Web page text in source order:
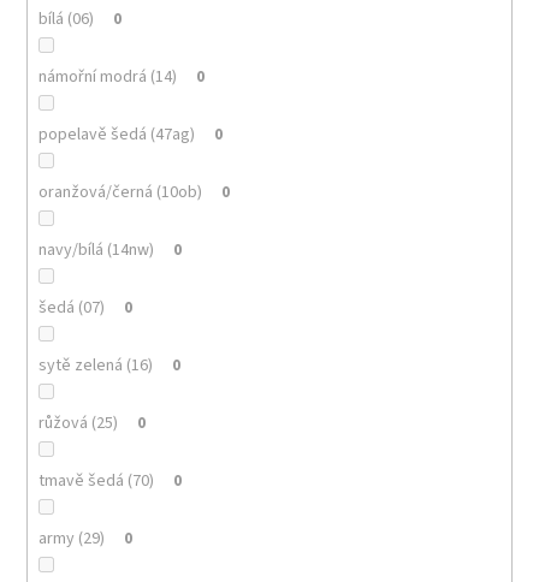
bílá (06) 0
námořní modrá (14) 0
popelavě šedá (47ag) 0
oranžová/černá (10ob) 0
navy/bílá (14nw) 0
šedá (07) 0
sytě zelená (16) 0
růžová (25) 0
tmavě šedá (70) 0
army (29) 0